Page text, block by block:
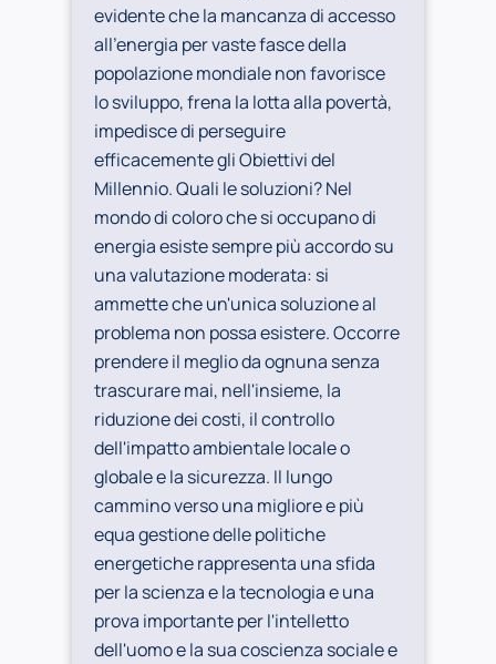
evidente che la mancanza di accesso
all’energia per vaste fasce della
popolazione mondiale non favorisce
lo sviluppo, frena la lotta alla povertà,
impedisce di perseguire
efficacemente gli Obiettivi del
Millennio. Quali le soluzioni? Nel
mondo di coloro che si occupano di
energia esiste sempre più accordo su
una valutazione moderata: si
ammette che un'unica soluzione al
problema non possa esistere. Occorre
prendere il meglio da ognuna senza
trascurare mai, nell'insieme, la
riduzione dei costi, il controllo
dell'impatto ambientale locale o
globale e la sicurezza. Il lungo
cammino verso una migliore e più
equa gestione delle politiche
energetiche rappresenta una sfida
per la scienza e la tecnologia e una
prova importante per l'intelletto
dell'uomo e la sua coscienza sociale e